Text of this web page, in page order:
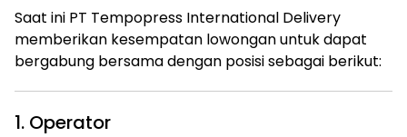
Saat ini PT Tempopress International Delivery
memberikan kesempatan lowongan untuk dapat
bergabung bersama dengan posisi sebagai berikut:
1. Operator